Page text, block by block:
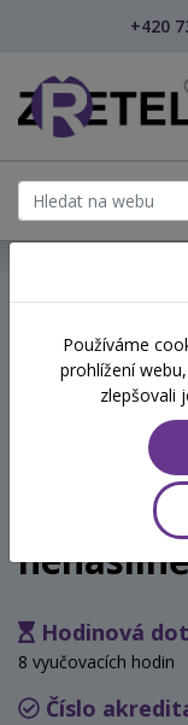
+420
rozvoji -
vazba,
Hodinová
8 vyučovacích hodin
Číslo
Používáme
prohlížení
zlepšovali